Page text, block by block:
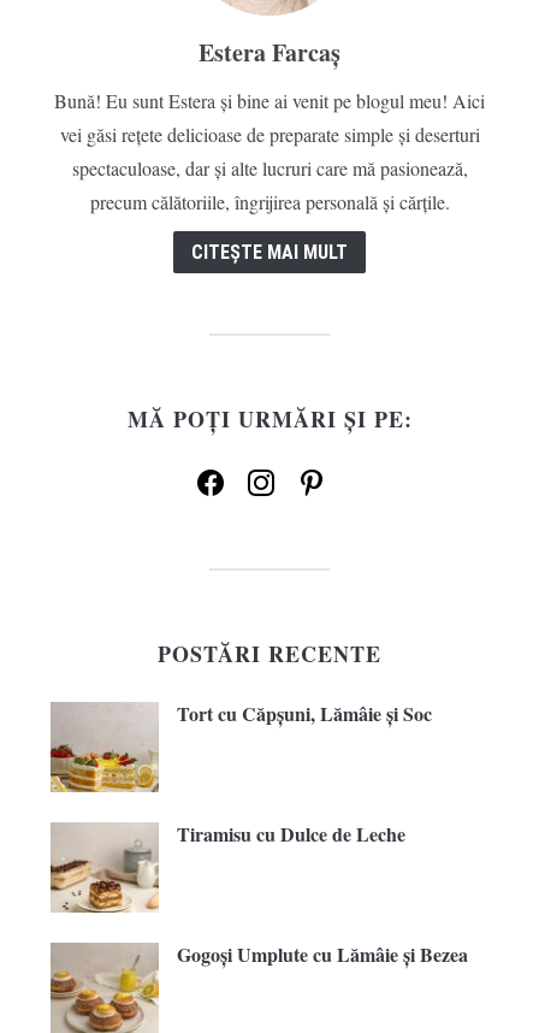
Estera Farcaș
Bună! Eu sunt Estera și bine ai venit pe blogul meu! Aici
vei găsi rețete delicioase de preparate simple și deserturi
spectaculoase, dar și alte lucruri care mă pasionează,
precum călătoriile, îngrijirea personală și cărțile.
CITEȘTE MAI MULT
MĂ POȚI URMĂRI ȘI PE:
facebookinstagrampinterest
POSTĂRI RECENTE
Tort cu Căpșuni, Lămâie și Soc
Tiramisu cu Dulce de Leche
Gogoși Umplute cu Lămâie și Bezea